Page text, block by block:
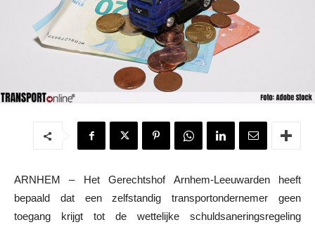
ARNHEM – Het Gerechtshof Arnhem-Leeuwarden heeft
bepaald dat een zelfstandig transportondernemer geen
toegang krijgt tot de wettelijke schuldsaneringsregeling